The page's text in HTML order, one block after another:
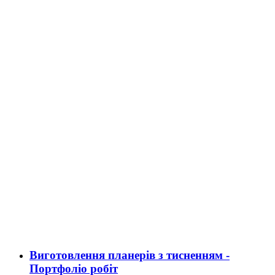
Виготовлення планерів з тисненням -
Портфоліо робіт